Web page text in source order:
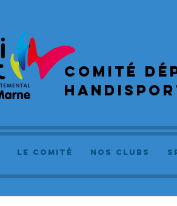
COMIté
le comité NOS CLUBS